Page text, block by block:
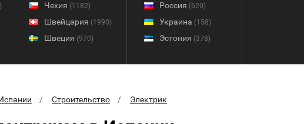
Чехия (1182)
Швейцария (1990)
Швеция (970)
Россия (620)
Украина (158)
Эстония (378)
Строительство Электрик